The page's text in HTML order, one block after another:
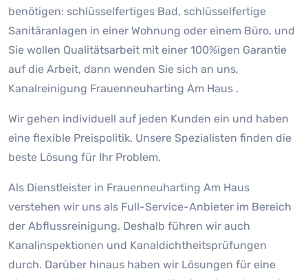
benötigen: schlüsselfertiges Bad, schlüsselfertige
Sanitäranlagen in einer Wohnung oder einem Büro, und
Sie wollen Qualitätsarbeit mit einer 100%igen Garantie
auf die Arbeit, dann wenden Sie sich an uns,
Kanalreinigung Frauenneuharting Am Haus .
Wir gehen individuell auf jeden Kunden ein und haben
eine flexible Preispolitik. Unsere Spezialisten finden die
beste Lösung für Ihr Problem.
Als Dienstleister in Frauenneuharting Am Haus
verstehen wir uns als Full-Service-Anbieter im Bereich
der Abflussreinigung. Deshalb führen wir auch
Kanalinspektionen und Kanaldichtheitsprüfungen
durch. Darüber hinaus haben wir Lösungen für eine